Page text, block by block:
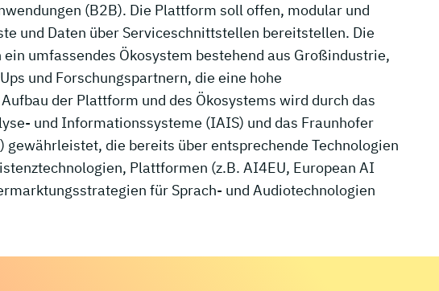
(B2B). Die Plattform soll offen, modular und
und Daten über Serviceschnittstellen bereitstellen. Die
umfassendes Ökosystem bestehend aus Großindustrie,
und Forschungspartnern, die eine hohe
der Plattform und des Ökosystems wird durch das
und Informationssysteme (IAIS) und das Fraunhofer
die bereits über entsprechende Technologien
Plattformen (z.B. AI4EU, European AI
für Sprach- und Audiotechnologien